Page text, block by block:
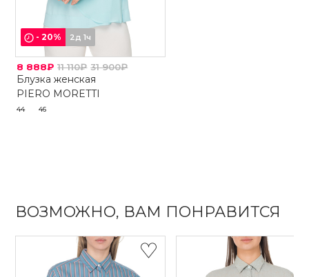
-20% 2д 1ч
8 888₽ 11 110₽ 31 900₽
Блузка женская
PIERO MORETTI
44 46
ВОЗМОЖНО, ВАМ ПОНРАВИТСЯ